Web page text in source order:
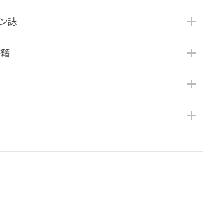
誌